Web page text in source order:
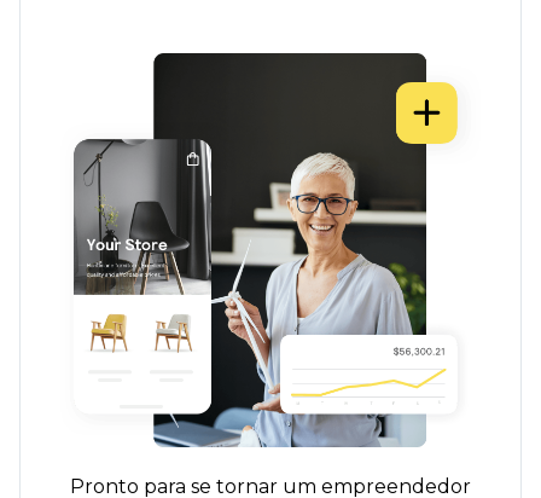
Pronto para se tornar um empreendedor